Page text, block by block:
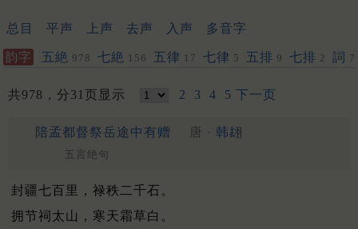
总目 平声 上声 去声 入声 多音字
韵字 五絶 978 七絶 156 五律 17 七律 5 五排 9 七排 2 詞
共978，分31页显示 2 3 4 5 下一页
陪孟都督祭岳途中有赠 唐 · 韩翃
五言绝句
封疆七百里，禄秩二千石。
拥节祠太山，寒天霜草白。